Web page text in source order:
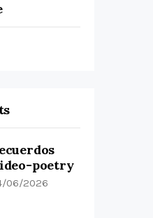
poetry
06/2026